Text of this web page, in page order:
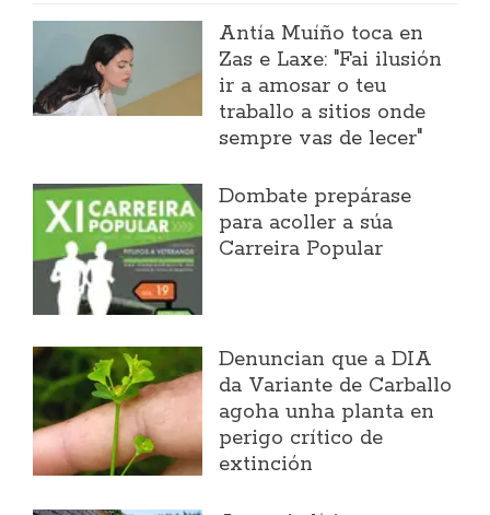
Antía Muíño toca en
Zas e Laxe: "Fai ilusión
ir a amosar o teu
traballo a sitios onde
sempre vas de lecer"
Dombate prepárase
para acoller a súa
Carreira Popular
Denuncian que a DIA
da Variante de Carballo
agoha unha planta en
perigo crítico de
extinción